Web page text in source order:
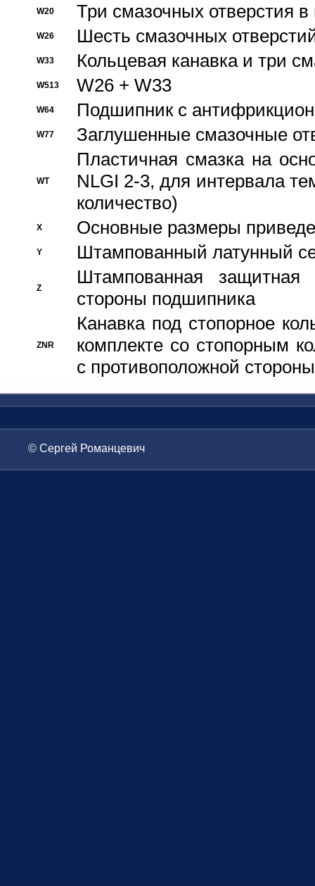
W20 Три смазочных отверстия
W26 Шесть смазочных
W33 Кольцевая канавка и три
W513 W26 + W33
W64 Подшипник с
W77 Заглушенные смазочные
WT
Пластичная смазка на
NLGI 2-3, для интервала
количество)
X Основные размеры
Y Штампованный латунный
Z
Штампованная
стороны подшипника
ZNR
Канавка под стопорное
комплекте со стопорным
с противоположной стороны
© Сергей Романцевич